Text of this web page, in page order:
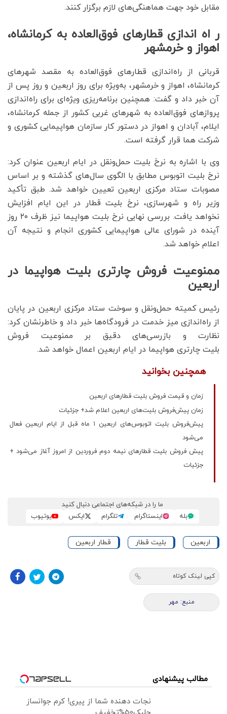
مقابل خود جهت هماهنگی‌های لازم برگزار کنند.
ر اه اندازی قطارهای فوق‌العاده به کرمانشاه،
اهواز و خرمشهر
قربانی از راه‌اندازی قطارهای فوق‌العاده به مقصد شهرهای
کرمانشاه، اهواز و خرمشهر، به‌ویژه برای روز اربعین و روز پس از
آن خبر داد و گفت: همچنین برنامه‌ریزی ویژه‌ای برای راه‌اندازی
پروازهای فوق‌العاده به شهرهای غربی کشور از جمله کرمانشاه،
ایلام، آبادان و اهواز در دستور کار سازمان هواپیمایی کشوری و
شرکت هما قرار گرفته است.
وی با اشاره به نرخ بلیت حمل‌ونقل در ایام اربعین عنوان کرد:
نرخ بلیت اتوبوس مطابق با الگوی سال‌های گذشته و بر اساس
مصوبات ستاد مرکزی اربعین تعیین خواهد شد. طبق تأکید
وزیر راه و شهرسازی، نرخ بلیت قطار در این ایام افزایش
نخواهد یافت. بررسی نهایی نرخ بلیت هواپیما نیز ظرف ۲۰ روز
آینده در شورای عالی هواپیمایی کشوری انجام و نتیجه آن
اعلام خواهد شد.
ممنوعیت فروش چارتری بلیت هواپیما در
اربعین‌
رئیس کمیته حمل‌ونقل و سوخت ستاد مرکزی اربعین در پایان
از راه‌اندازی میز خدمت در فرودگاه‌ها خبر داد و خاطرنشان کرد:
نظارت و بازرسی‌های دقیق بر ممنوعیت فروش
بلیت چارتری هواپیما در ایام اربعین اعمال خواهد شد.
همچنین بخوانید
زمان و قیمت فروش بلیت قطارهای اربعین
زمان پیش‌فروش بلیت‌های اربعین اعلام شد+ جزئیات
پیش‌فروش بلیت اتوبوس‌های اربعین ۱ ماه قبل از ایام اربعین فعال
می‌شود
پیش فروش بلیت قطارهای نیمه دوم فروردین از امروز آغاز می‌شود +
جزئیات
ما را در شبکه‌های اجتماعی دنبال کنید
بله
اینستاگرام تلگرام ایکس یوتیوب
اربعین بلیت قطار قطار اربعین
کپی لینک کوتاه
منبع: مهر
مطالب پیشنهادی
نجات دهنده شما از پیری! کرم جوانساز